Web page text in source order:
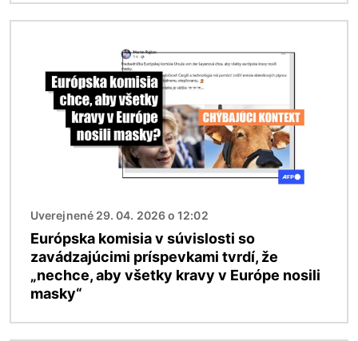
Uverejnené 29. 04. 2026 o 12:02
Európska komisia v súvislosti so
zavádzajúcimi príspevkami tvrdí, že
„nechce, aby všetky kravy v Európe nosili
masky“